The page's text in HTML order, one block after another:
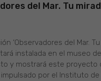
del Mar. Tu
‘Observadores del Mar.
instalada en el museo
y mostrará este proyecto
por el Instituto de